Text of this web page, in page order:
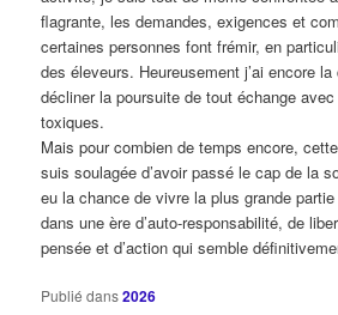
flagrante, les demandes, exigences et
certaines personnes font frémir, en
des éleveurs. Heureusement j’ai encore
décliner la poursuite de tout échange
toxiques.
Mais pour combien de temps encore,
suis soulagée d’avoir passé le cap de la
eu la chance de vivre la plus grande
dans une ère d’auto-responsabilité, de
pensée et d’action qui semble
Publié dans2026